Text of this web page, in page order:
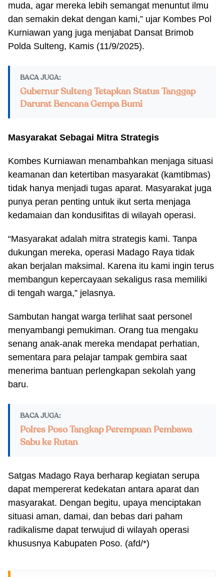
muda, agar mereka lebih semangat menuntut ilmu
dan semakin dekat dengan kami,” ujar Kombes Pol
Kurniawan yang juga menjabat Dansat Brimob
Polda Sulteng, Kamis (11/9/2025).
BACA JUGA:
Gubernur Sulteng Tetapkan Status Tanggap
Darurat Bencana Gempa Bumi
Masyarakat Sebagai Mitra Strategis
Kombes Kurniawan menambahkan menjaga situasi
keamanan dan ketertiban masyarakat (kamtibmas)
tidak hanya menjadi tugas aparat. Masyarakat juga
punya peran penting untuk ikut serta menjaga
kedamaian dan kondusifitas di wilayah operasi.
“Masyarakat adalah mitra strategis kami. Tanpa
dukungan mereka, operasi Madago Raya tidak
akan berjalan maksimal. Karena itu kami ingin terus
membangun kepercayaan sekaligus rasa memiliki
di tengah warga,” jelasnya.
Sambutan hangat warga terlihat saat personel
menyambangi pemukiman. Orang tua mengaku
senang anak-anak mereka mendapat perhatian,
sementara para pelajar tampak gembira saat
menerima bantuan perlengkapan sekolah yang
baru.
BACA JUGA:
Polres Poso Tangkap Perempuan Pembawa
Sabu ke Rutan
Satgas Madago Raya berharap kegiatan serupa
dapat mempererat kedekatan antara aparat dan
masyarakat. Dengan begitu, upaya menciptakan
situasi aman, damai, dan bebas dari paham
radikalisme dapat terwujud di wilayah operasi
khususnya Kabupaten Poso. (afd/*)